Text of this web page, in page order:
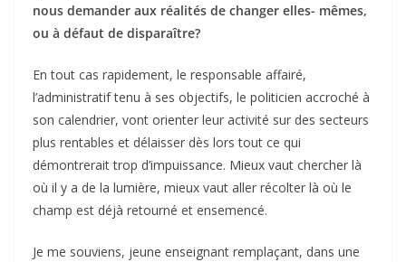
nous demander aux réalités de changer elles- mêmes,
ou à défaut de disparaître?
En tout cas rapidement, le responsable affairé,
l’administratif tenu à ses objectifs, le politicien accroché à
son calendrier, vont orienter leur activité sur des secteurs
plus rentables et délaisser dès lors tout ce qui
démontrerait trop d’impuissance. Mieux vaut chercher là
où il y a de la lumière, mieux vaut aller récolter là où le
champ est déjà retourné et ensemencé.
Je me souviens, jeune enseignant remplaçant, dans une